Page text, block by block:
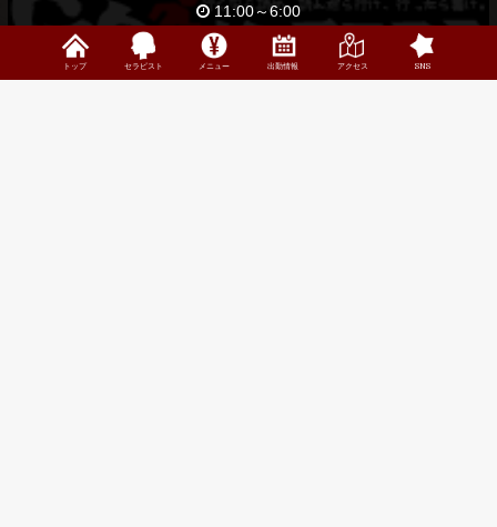
11:00～6:00
トップ セラピスト メニュー 出勤情報 アクセス SNS